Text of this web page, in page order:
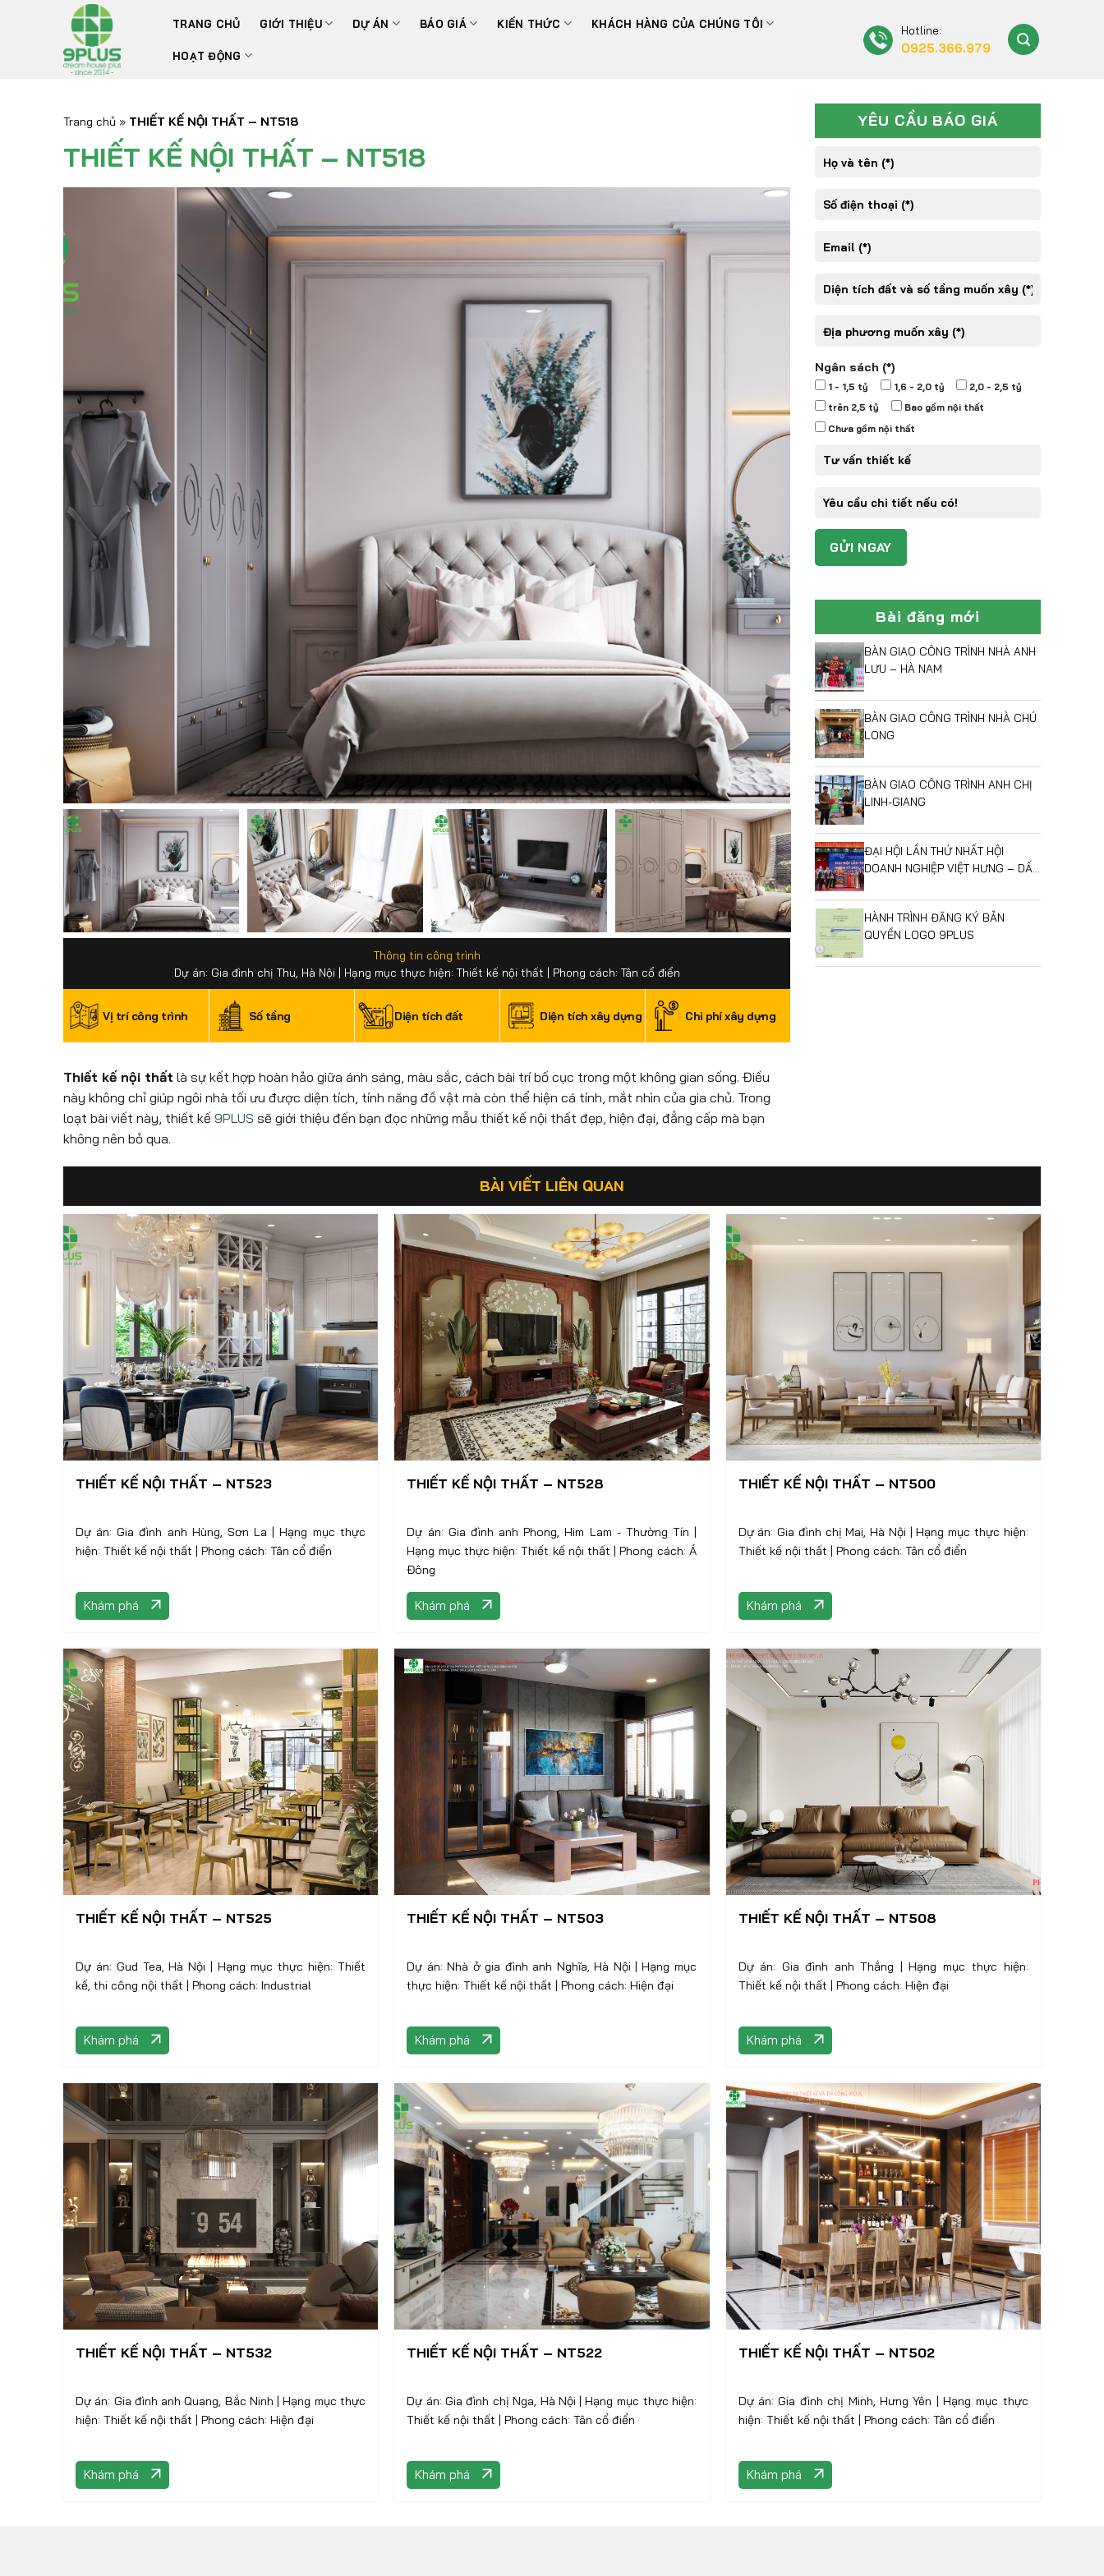
TRANG CHỦ GIỚI THIỆU DỰ ÁN BÁO GIÁ KIẾN THỨC KHÁCH HÀNG CỦA CHÚNG TÔI
HOẠT ĐỘNG
Hotline:
0925.366.979
Trang chủ » THIẾT KẾ NỘI THẤT – NT518
THIẾT KẾ NỘI THẤT – NT518
Thông tin công trình
Dự án: Gia đình chị Thu, Hà Nội | Hạng mục thực hiện: Thiết kế nội thất | Phong cách: Tân cổ điển
Vị trí công trình Số tầng Diện tích đất Diện tích xây dựng Chi phí xây dựng
Thiết kế nội thất là sự kết hợp hoàn hảo giữa ánh sáng, màu sắc, cách bài trí bố cục trong một không gian sống. Điều
này không chỉ giúp ngôi nhà tối ưu được diện tích, tính năng đồ vật mà còn thể hiện cá tính, mắt nhìn của gia chủ. Trong
loạt bài viết này, thiết kế 9PLUS sẽ giới thiệu đến bạn đọc những mẫu thiết kế nội thất đẹp, hiện đại, đẳng cấp mà bạn
không nên bỏ qua.
YÊU CẦU BÁO GIÁ
Ngân sách (*)
1 - 1,5 tỷ 1,6 - 2,0 tỷ
2,0 - 2,5 tỷ
trên 2,5 tỷ
Bao gồm nội thất
Chưa gồm nội thất
Bài đăng mới
BÀN GIAO CÔNG TRÌNH NHÀ ANH
LƯU – HÀ NAM
BÀN GIAO CÔNG TRÌNH NHÀ CHÚ
LONG
BÀN GIAO CÔNG TRÌNH ANH CHỊ
LINH-GIANG
ĐẠI HỘI LẦN THỨ NHẤT HỘI
DOANH NGHIỆP VIỆT HƯNG – DẤU
TRIỂN MỚI
HÀNH TRÌNH ĐĂNG KÝ BẢN
QUYỀN LOGO 9PLUS
BÀI VIẾT LIÊN QUAN
THIẾT KẾ NỘI THẤT – NT523
Dự án: Gia đình anh Hùng, Sơn La | Hạng mục thực
hiện: Thiết kế nội thất | Phong cách: Tân cổ điển
Khám phá
THIẾT KẾ NỘI THẤT – NT528
Dự án: Gia đình anh Phong, Him Lam - Thường Tín |
Hạng mục thực hiện: Thiết kế nội thất | Phong cách: Á
Đông
Khám phá
THIẾT KẾ NỘI THẤT – NT500
Dự án: Gia đình chị Mai, Hà Nội | Hạng mục thực hiện:
Thiết kế nội thất | Phong cách: Tân cổ điển
Khám phá
THIẾT KẾ NỘI THẤT – NT525
Dự án: Gud Tea, Hà Nội | Hạng mục thực hiện: Thiết
kế, thi công nội thất | Phong cách: Industrial
Khám phá
THIẾT KẾ NỘI THẤT – NT503
Dự án: Nhà ở gia đình anh Nghĩa, Hà Nội | Hạng mục
thực hiện: Thiết kế nội thất | Phong cách: Hiện đại
Khám phá
THIẾT KẾ NỘI THẤT – NT508
Dự án: Gia đình anh Thắng | Hạng mục thực hiện:
Thiết kế nội thất | Phong cách: Hiện đại
Khám phá
THIẾT KẾ NỘI THẤT – NT532
Dự án: Gia đình anh Quang, Bắc Ninh | Hạng mục thực
hiện: Thiết kế nội thất | Phong cách: Hiện đại
Khám phá
THIẾT KẾ NỘI THẤT – NT522
Dự án: Gia đình chị Nga, Hà Nội | Hạng mục thực hiện:
Thiết kế nội thất | Phong cách: Tân cổ điển
Khám phá
THIẾT KẾ NỘI THẤT – NT502
Dự án: Gia đình chị Minh, Hưng Yên | Hạng mục thực
hiện: Thiết kế nội thất | Phong cách: Tân cổ điển
Khám phá